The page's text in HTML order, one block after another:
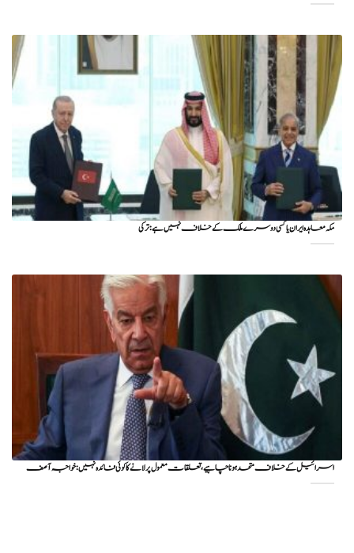
مکہ معاہدہ ایران یا کسی دوسرے ملک کے خلاف نہیں ہے: ترکی
اسرائیل کے خلاف متحد ہونا چاہیے، تعلقات معمول پر لانے کا کوئی فائدہ نہیں: خواجہ آصف